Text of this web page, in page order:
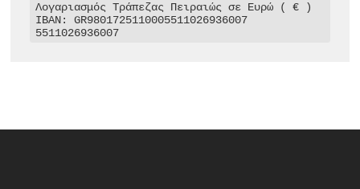
Λογαριασμός Τράπεζας Πειραιώς σε Ευρώ ( € )
IBAN: GR9801725110005511026936007
5511026936007